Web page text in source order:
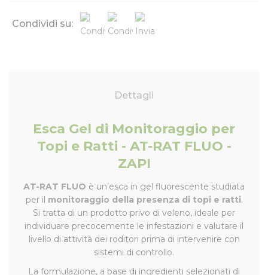
Condividi su:
Dettagli
Esca Gel di Monitoraggio per
Topi e Ratti - AT-RAT FLUO -
ZAPI
AT-RAT FLUO è un’esca in gel fluorescente studiata
per il monitoraggio della presenza di topi e ratti.
Si tratta di un prodotto privo di veleno, ideale per
individuare precocemente le infestazioni e valutare il
livello di attività dei roditori prima di intervenire con
sistemi di controllo.
La formulazione, a base di ingredienti selezionati di